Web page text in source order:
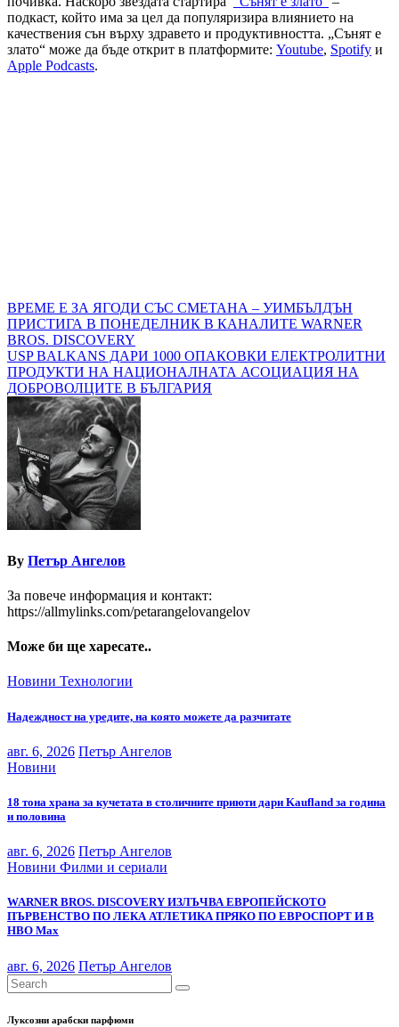
подкаст, който има за цел да популяризира влиянието на
качествения сън върху здравето и продуктивността. „Сънят е
злато“ може да бъде открит в платформите: Youtube, Spotify и
Apple Podcasts.
Навигация
ВРЕМЕ Е ЗА ЯГОДИ СЪС СМЕТАНА – УИМБЪЛДЪН
ПРИСТИГА В ПОНЕДЕЛНИК В КАНАЛИТЕ WARNER
BROS. DISCOVERY
USP BALKANS ДАРИ 1000 ОПАКОВКИ ЕЛЕКТРОЛИТНИ
ПРОДУКТИ НА НАЦИОНАЛНАТА АСОЦИАЦИЯ НА
ДОБРОВОЛЦИТЕ В БЪЛГАРИЯ
By Петър Ангелов
За повече информация и контакт:
https://allmylinks.com/petarangelovangelov
Може би ще харесате..
Новини Технологии
Надеждност на уредите, на която можете да разчитате
авг. 6, 2026 Петър Ангелов
Новини
18 тона храна за кучетата в столичните приюти дари Kaufland за година
и половина
авг. 6, 2026 Петър Ангелов
Новини Филми и сериали
WARNER BROS. DISCOVERY ИЗЛЪЧВА ЕВРОПЕЙСКОТО
ПЪРВЕНСТВО ПО ЛЕКА АТЛЕТИКА ПРЯКО ПО ЕВРОСПОРТ И В
НВО Мах
авг. 6, 2026 Петър Ангелов
Луксозни арабски парфюми